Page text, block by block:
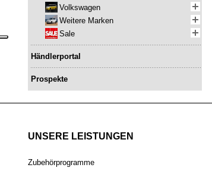
Volkswagen
Weitere Marken
Sale
Händlerportal
Prospekte
UNSERE LEISTUNGEN
Zubehörprogramme